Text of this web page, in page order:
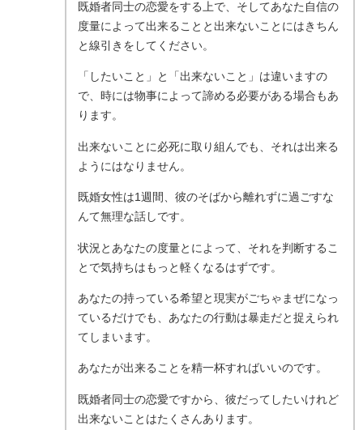
既婚者同士の恋愛をする上で、そしてあなた自信の
度量によって出来ることと出来ないことにはきちん
と線引きをしてください。
「したいこと」と「出来ないこと」は違いますの
で、時には物事によって諦める必要がある場合もあ
ります。
出来ないことに必死に取り組んでも、それは出来る
ようにはなりません。
既婚女性は1週間、彼のそばから離れずに過ごすな
んて無理な話しです。
状況とあなたの度量とによって、それを判断するこ
とで気持ちはもっと軽くなるはずです。
あなたの持っている希望と現実がごちゃまぜになっ
ているだけでも、あなたの行動は暴走だと捉えられ
てしまいます。
あなたが出来ることを精一杯すればいいのです。
既婚者同士の恋愛ですから、彼だってしたいけれど
出来ないことはたくさんあります。